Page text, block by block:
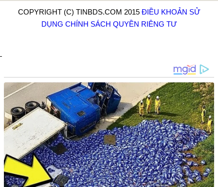
COPYRIGHT (C) TINBDS.COM 2015 ĐIỀU KHOẢN SỬ
DỤNG CHÍNH SÁCH QUYỀN RIÊNG TƯ